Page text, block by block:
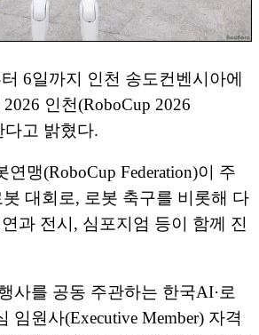
6일까지 인천 송도컨벤시아에
인천(RoboCup 2026
다고 밝혔다.
맹(RoboCup Federation)이 주
대회로, 로봇 축구를 비롯해 다
과 전시, 심포지엄 등이 함께 진
사를 공동 주관하는 한국AI·로
임원사(Executive Member) 자격